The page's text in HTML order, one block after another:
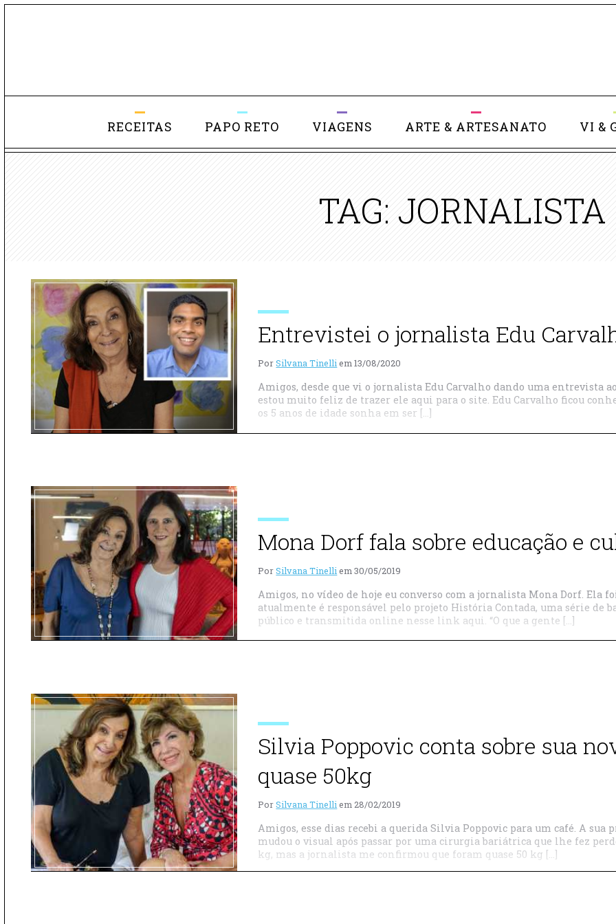
RECEITAS PAPO RETO VIAGENS ARTE & ARTESANATO VI &
TAG: JORNALISTA
Entrevistei o jornalista Edu
PorSilvana Tinelli em 13/08/2020
Amigos, desde que vi o jornalista Edu Carvalho dando uma entrevista
estou muito feliz de trazer ele aqui para o site. Edu Carvalho ficou
os 5 anos de idade sonha em ser […]
Mona Dorf fala sobre educação e
PorSilvana Tinelli em 30/05/2019
Amigos, no vídeo de hoje eu converso com a jornalista Mona Dorf. Ela
atualmente é responsável pelo projeto História Contada, uma série de
público e transmitida online nesse link aqui. “O que a gente […]
Silvia Poppovic conta sobre sua
quase 50kg
PorSilvana Tinelli em 28/02/2019
Amigos, esse dias recebi a querida Silvia Poppovic para um café. A
mudou o visual após passar por uma cirurgia bariátrica que lhe fez
kg, mas a jornalista me confirmou que foram quase 50 kg […]